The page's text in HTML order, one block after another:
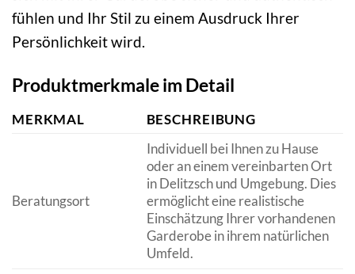
fühlen und Ihr Stil zu einem Ausdruck Ihrer
Persönlichkeit wird.
Produktmerkmale im Detail
MERKMAL BESCHREIBUNG
Beratungsort
Individuell bei Ihnen zu Hause
oder an einem vereinbarten Ort
in Delitzsch und Umgebung. Dies
ermöglicht eine realistische
Einschätzung Ihrer vorhandenen
Garderobe in ihrem natürlichen
Umfeld.